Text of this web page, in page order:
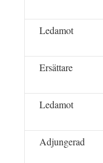
Ledamot
Ersättare
Ledamot
Adjungerad